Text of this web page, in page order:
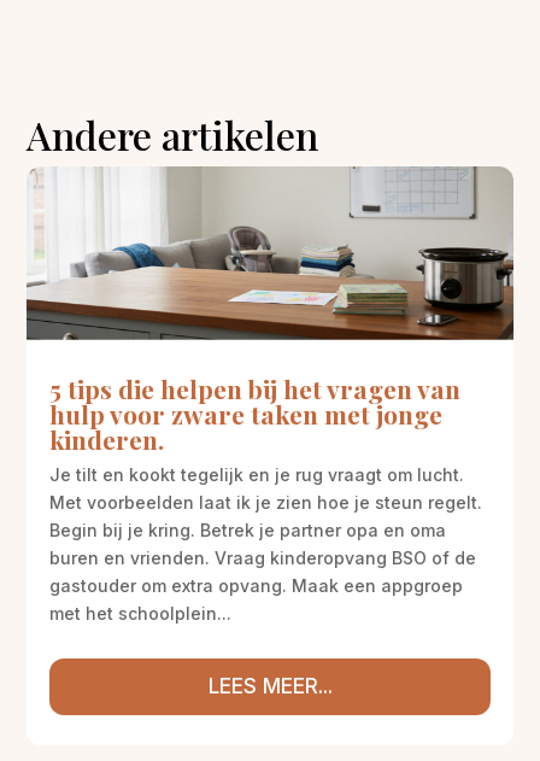
Andere artikelen
5 tips die helpen bij het vragen van
hulp voor zware taken met jonge
kinderen.
Je tilt en kookt tegelijk en je rug vraagt om lucht.
Met voorbeelden laat ik je zien hoe je steun regelt.
Begin bij je kring. Betrek je partner opa en oma
buren en vrienden. Vraag kinderopvang BSO of de
gastouder om extra opvang. Maak een appgroep
met het schoolplein...
LEES MEER...